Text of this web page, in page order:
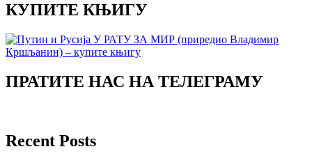
КУПИТЕ КЊИГУ
ПРАТИТЕ НАС НА ТЕЛЕГРАМУ
Recent Posts